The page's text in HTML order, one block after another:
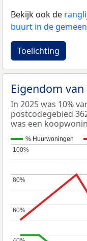
Bekijk ook de
buurt in de
Toelichting
Eigendom
In 2025 was 10%
postcodegebied
was een
% Huurwoningen
60%
60%
80%
80%
100%
100%